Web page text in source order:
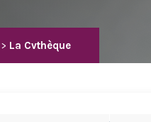
La Cvthèque